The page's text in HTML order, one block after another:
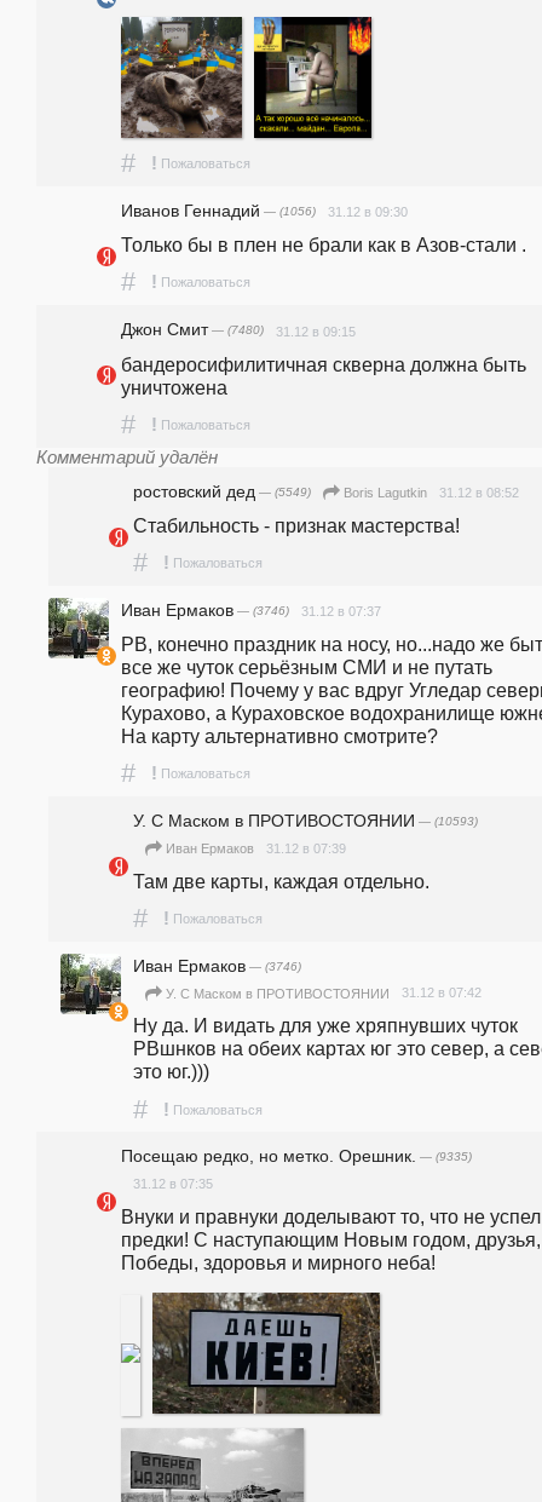
# ! Пожаловаться
Иванов Геннадий — (1056) 31.12 в 09:30
Только бы в плен не брали как в Азов-стали .
# ! Пожаловаться
Джон Смит— (7480) 31.12 в 09:15
бандеросифилитичная скверна должна быть
уничтожена
# ! Пожаловаться
Комментарий удалён
ростовский дед — (5549) Boris Lagutkin 31.12 в 08:52
Стабильность - признак мастерства!
# ! Пожаловаться
Иван Ермаков — (3746) 31.12 в 07:37
РВ, конечно праздник на носу, но...надо же
все же чуток серьёзным СМИ и не путать
географию! Почему у вас вдруг Угледар
Курахово, а Кураховское водохранилище
На карту альтернативно смотрите?
# ! Пожаловаться
У. С Маском в ПРОТИВОСТОЯНИИ — (10593)
Иван Ермаков 31.12 в 07:39
Там две карты, каждая отдельно.
# ! Пожаловаться
Иван Ермаков — (3746)
У. С Маском в ПРОТИВОСТОЯНИИ 31.12 в 07:42
Ну да. И видать для уже хряпнувших чуток
РВшнков на обеих картах юг это север, а
это юг.)))
# ! Пожаловаться
Посещаю редко, но метко. Орешник. — (9335)
31.12 в 07:35
Внуки и правнуки доделывают то, что не
предки! С наступающим Новым годом, друзья,
Победы, здоровья и мирного неба!